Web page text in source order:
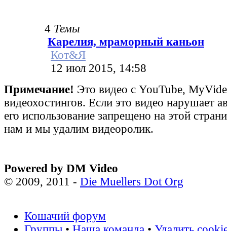
4 Темы
Карелия, мраморный каньон
Кот&Я
12 июл 2015, 14:58
Примечание! Это видео с YouTube,
видеохостингов. Если это видео нарушает
его использование запрещено на этой
нам и мы удалим видеоролик.
Powered by DM Video
© 2009, 2011 - Die Muellers Dot Org
Кошачий форум